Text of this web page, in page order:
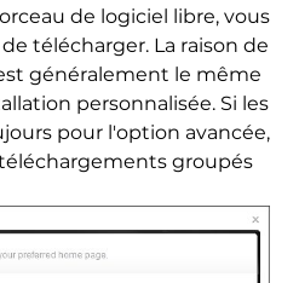
de logiciel libre, vous
télécharger. La raison de
généralement le même
personnalisée. Si les
pour l'option avancée,
groupés